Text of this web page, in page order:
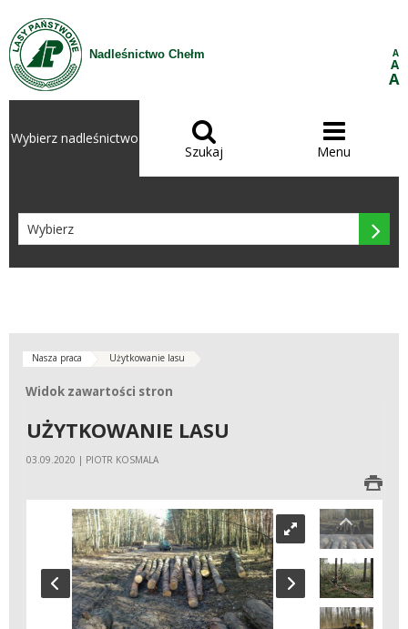
Przejdź do treści
Nadleśnictwo Chełm A
A
A
Wybierz nadleśnictwo 
Szukaj

Menu

Nasza praca Użytkowanie lasu
Widok zawartości stron
Widok zawartości stron
UŻYTKOWANIE LASU
03.09.2020 | PIOTR KOSMALA